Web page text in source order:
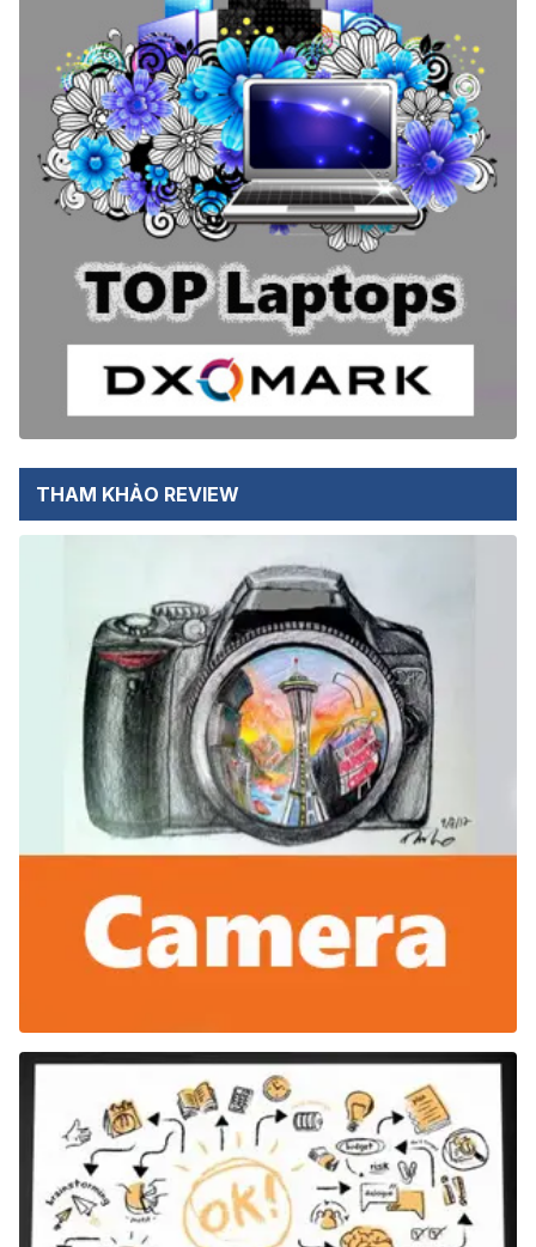
THAM KHẢO REVIEW